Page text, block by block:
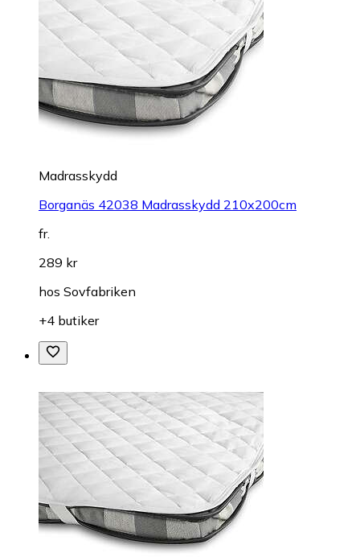
Madrasskydd
Borganäs 42038 Madrasskydd 210x200cm
fr.
289 kr
hos Sovfabriken
+4 butiker